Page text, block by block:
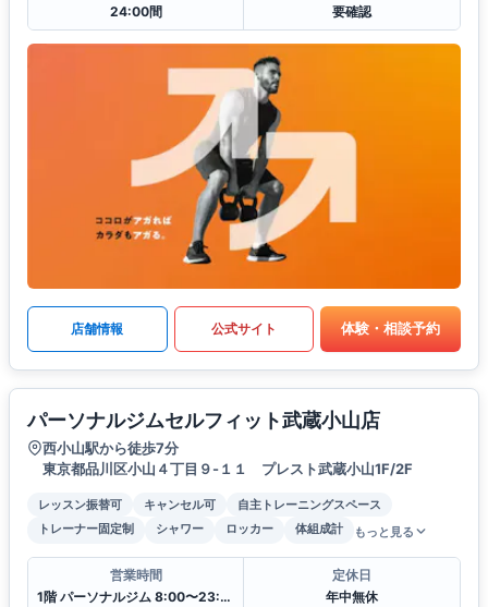
24:00間
要確認
店舗情報 公式サイト 体験・相談予約
パーソナルジムセルフィット武蔵小山店
西小山駅から徒歩7分
東京都品川区小山４丁目９-１１ プレスト武蔵小山1F/2F
レッスン振替可 キャンセル可
自主トレーニングスペース
トレーナー固定制
シャワー ロッカー 体組成計 もっと見る
営業時間
1階 パーソナルジム 8:00〜23:00
定休日
年中無休